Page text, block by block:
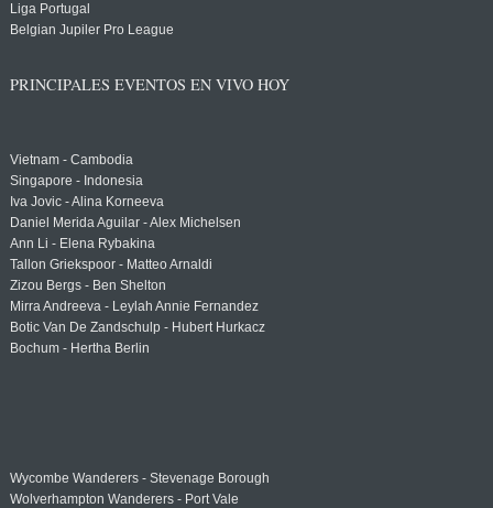
Liga Portugal
Belgian Jupiler Pro League
PRINCIPALES EVENTOS EN VIVO HOY
Vietnam - Cambodia
Singapore - Indonesia
Iva Jovic - Alina Korneeva
Daniel Merida Aguilar - Alex Michelsen
Ann Li - Elena Rybakina
Tallon Griekspoor - Matteo Arnaldi
Zizou Bergs - Ben Shelton
Mirra Andreeva - Leylah Annie Fernandez
Botic Van De Zandschulp - Hubert Hurkacz
Bochum - Hertha Berlin
Wycombe Wanderers - Stevenage Borough
Wolverhampton Wanderers - Port Vale